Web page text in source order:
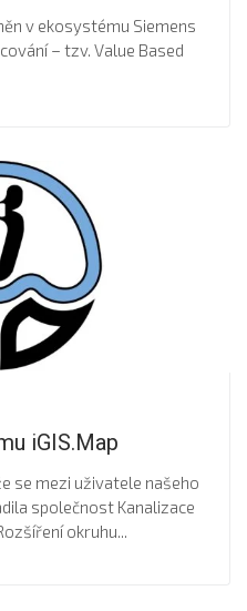
v ekosystému Siemens
– tzv. Value Based
iGIS.Map
se mezi uživatele našeho
společnost Kanalizace
okruhu...